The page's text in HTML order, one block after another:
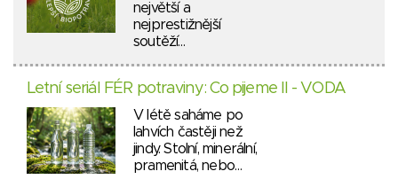
největší a
nejprestižnější
soutěží…
Letní seriál FÉR potraviny: Co pijeme II - VODA
V létě saháme po
lahvích častěji než
jindy. Stolní, minerální,
pramenitá, nebo…